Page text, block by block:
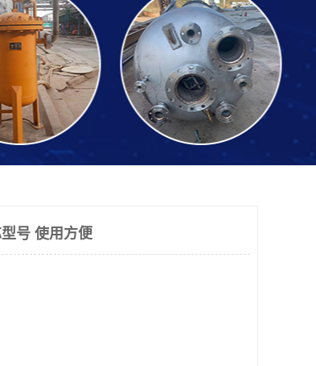
号 使用方便